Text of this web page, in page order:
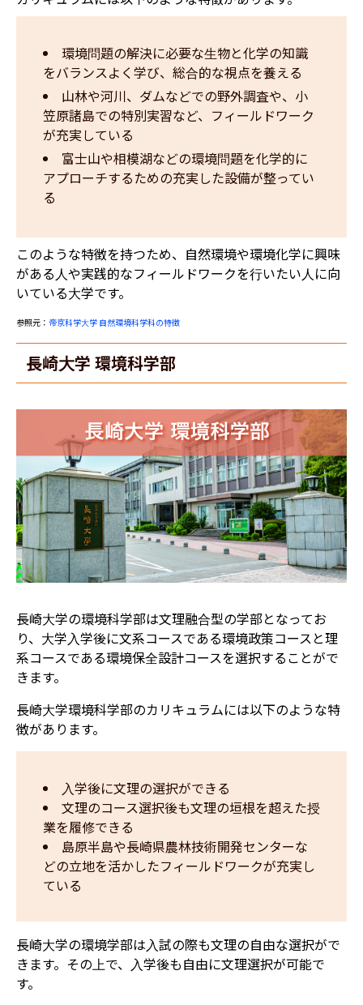
環境問題の解決に必要な生物と化学の知識
をバランスよく学び、総合的な視点を養える
山林や河川、ダムなどでの野外調査や、小
笠原諸島での特別実習など、フィールドワーク
が充実している
富士山や相模湖などの環境問題を化学的に
アプローチするための充実した設備が整ってい
る
このような特徴を持つため、自然環境や環境化学に興味
がある人や実践的なフィールドワークを行いたい人に向
いている大学です。
参照元： 帝京科学大学 自然環境科学科の特徴
長崎大学 環境科学部
長崎大学の環境科学部は文理融合型の学部となってお
り、大学入学後に文系コースである環境政策コースと理
系コースである環境保全設計コースを選択することがで
きます。
長崎大学環境科学部のカリキュラムには以下のような特
徴があります。
入学後に文理の選択ができる
文理のコース選択後も文理の垣根を超えた授
業を履修できる
島原半島や長崎県農林技術開発センターな
どの立地を活かしたフィールドワークが充実し
ている
長崎大学の環境学部は入試の際も文理の自由な選択がで
きます。 その上で、入学後も自由に文理選択が可能で
す。